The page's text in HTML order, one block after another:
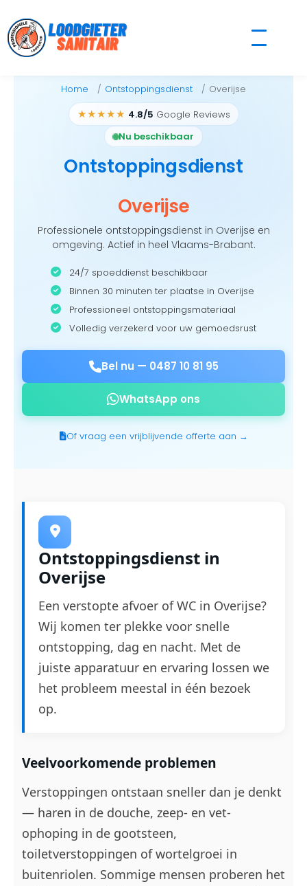
to
content
Home Ontstoppingsdienst Overijse
★★★★★ 4.8/5 Google Reviews
Nu beschikbaar
Ontstoppingsdienst
Overijse
Professionele ontstoppingsdienst in Overijse en
omgeving. Actief in heel Vlaams-Brabant.
24/7 spoeddienst beschikbaar
Binnen 30 minuten ter plaatse in Overijse
Professioneel ontstoppingsmateriaal
Volledig verzekerd voor uw gemoedsrust
Bel nu — 0487 10 81 95
WhatsApp ons
Of vraag een vrijblijvende offerte aan →
Ontstoppingsdienst in
Overijse
Een verstopte afvoer of WC in Overijse?
Wij komen ter plekke voor snelle
ontstopping, dag en nacht. Met de
juiste apparatuur en ervaring lossen we
het probleem meestal in één bezoek
op.
Veelvoorkomende problemen
Verstoppingen ontstaan sneller dan je denkt
— haren in de douche, zeep- en vet-
ophoping in de gootsteen,
toiletverstoppingen of wortelgroei in
buitenriolen. Sommige mensen proberen het